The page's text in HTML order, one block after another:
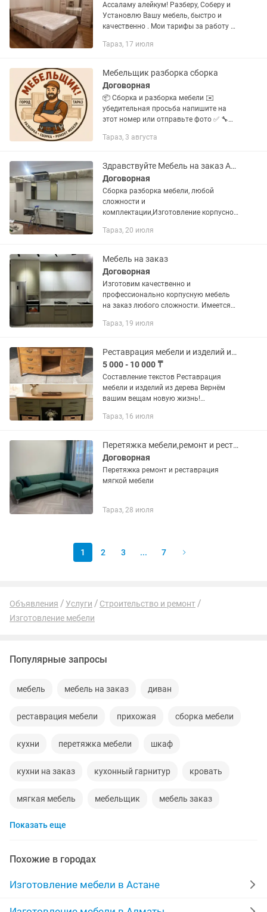
Ассаламу алейкум! Разберу, Соберу и
Установлю Вашу мебель, быстро и
качественно . Мои тарифы за работу не
районы города Работаем без
Тараз, 17 июля
Мебельщик разборка сборка
Договорная
📦 Сборка и разборка мебели ✉️
убедительная просьба напишите на
этот номер или отправьте фото ✅ 🔧
Сборка новой мебели по инструкции ✔
Тараз, 3 августа
Здравствуйте Мебель на заказ Антон Сборка разборка мебели
Договорная
Сборка разборка мебели, любой
сложности и
комплектации,Изготовление корпусной
Тараз, 20 июля
Мебель на заказ
Договорная
Изготовим качественно и
профессионально корпусную мебель
на заказ любого сложности. Имеется
Замер - Дизайн - Доставка - Сборка -
Тараз, 19 июля
Реставрация мебели и изделий из дерева
5 000 - 10 000 ₸
Составление текстов Реставрация
мебели и изделий из дерева Вернём
вашим вещам новую жизнь!
реставрацию: Стульев Столов Дверей
Деревянных...
Тараз, 16 июля
Перетяжка мебели,ремонт и реставрация
Договорная
Перетяжка ремонт и реставрация
мягкой мебели
Тараз, 28 июля
1 2 3 ... 7
Объявления Услуги
Строительство и ремонт
Изготовление мебели
Популярные запросы
мебель мебель на заказ диван
реставрация мебели прихожая сборка мебели
кухни перетяжка мебели шкаф
кухни на заказ кухонный гарнитур кровать
мягкая мебель мебельщик мебель заказ
спальный гарнитур
перетяжка мягкой мебели корпусная мебель
спальня мягкая мебель на заказ
Показать еще
Похожие в городах
Изготовление мебели в Астане